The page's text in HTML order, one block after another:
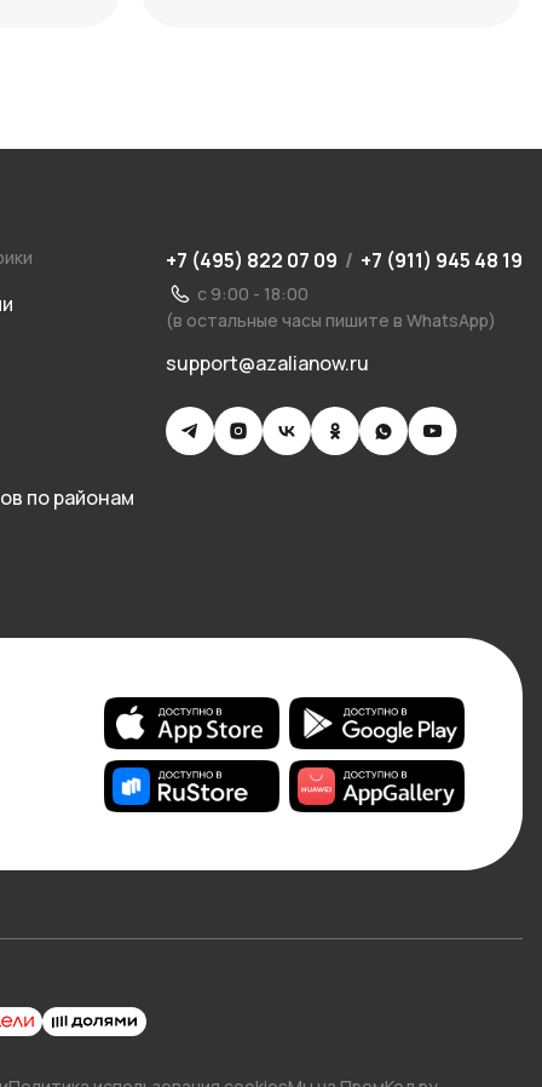
по районам
+7 (495) 822 07 09 / +7 (911) 945 48 19
с 9:00 - 18:00
(в остальные часы пишите в WhatsApp)
support@azalianow.ru